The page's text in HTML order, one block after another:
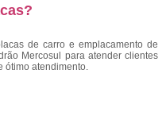
de carro e emplacamento de
Mercosul para atender clientes
ótimo atendimento.